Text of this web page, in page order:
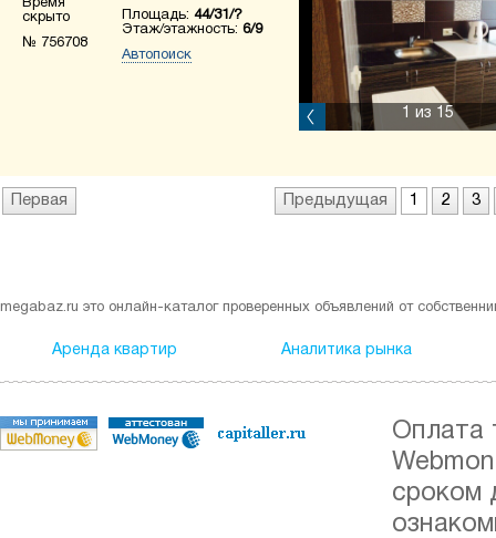
Время
скрыто
№ 756708
Площадь: 44/31/?
Этаж/этажность: 6/9
Автопоиск
1 из 15
Первая Предыдущая 1 2 3
megabaz.ru это онлайн-каталог проверенных объявлений от
Аренда квартир Аналитика рынка
Оплата
сроком